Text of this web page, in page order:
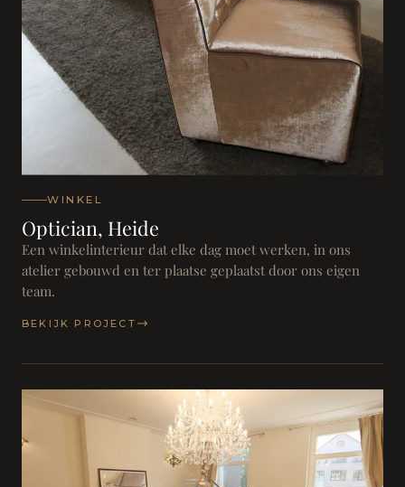
WINKEL
Optician, Heide
Een winkelinterieur dat elke dag moet werken, in ons
atelier gebouwd en ter plaatse geplaatst door ons eigen
team.
BEKIJK PROJECT